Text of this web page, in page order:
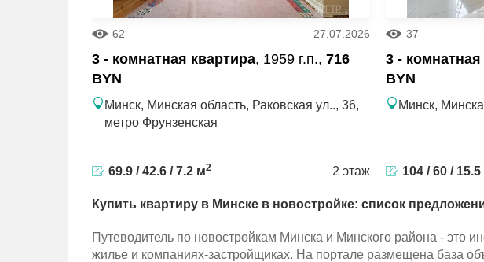
62 27.07.2026
3 - комнатная квартира, 1959 г.п., 716
BYN
Минск, Минская область, Раковская ул.., 36,
метро Фрунзенская
69.9 / 42.6 / 7.2 м2 2 этаж
37
3 -
BYN
Минск,
104 / 60 /
Купить квартиру в Минске в новостройке: список
Путеводитель по новостройкам Минска и Минского района -
жилье и компаниях-застройщиках. На портале размещена база